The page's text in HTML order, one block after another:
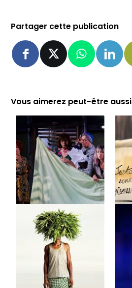
Partager cette publication
Vous aimerez peut-être aussi